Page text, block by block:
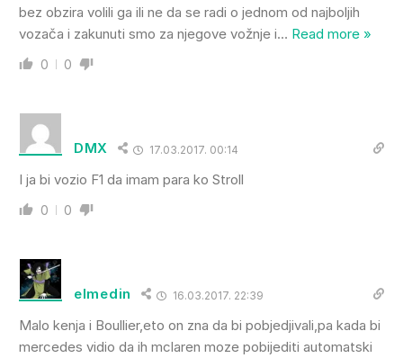
bez obzira volili ga ili ne da se radi o jednom od najboljih
vozača i zakunuti smo za njegove vožnje i… Read more »
0 0
DMX 17.03.2017. 00:14
I ja bi vozio F1 da imam para ko Stroll
0 0
elmedin 16.03.2017. 22:39
Malo kenja i Boullier,eto on zna da bi pobjedjivali,pa kada bi
mercedes vidio da ih mclaren moze pobijediti automatski